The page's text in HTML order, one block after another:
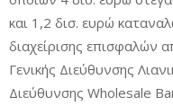
και 1,2 δισ. ευρώ
διαχείρισης επισφαλών
Γενικής Διεύθυνσης
Διεύθυνσης Wholesale